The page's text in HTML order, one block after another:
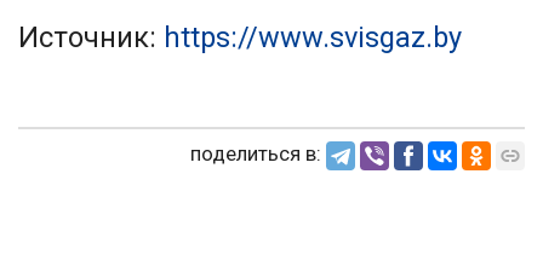
Источник: https://www.svisgaz.by
поделиться в: